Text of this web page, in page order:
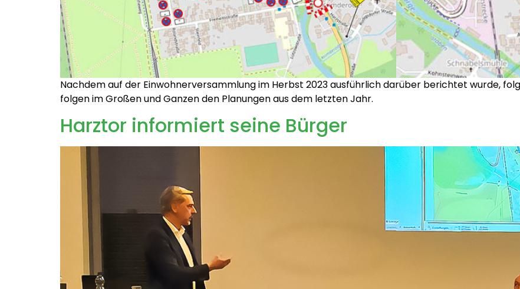
Nachdem auf der Einwohnerversammlung im Herbst 2023 ausführlich darüber berichtet wurde,
folgen im Großen und Ganzen den Planungen aus dem letzten Jahr.
Harztor informiert seine Bürger